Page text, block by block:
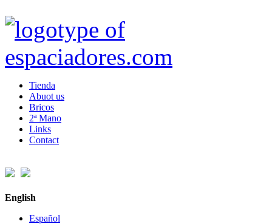
Tienda
Abuot us
Bricos
2ª Mano
Links
Contact
English
Español